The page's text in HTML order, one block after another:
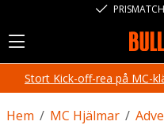
PRISMATCH
Stort Kick-off-rea på MC-
/
Hem /
MC Hjälmar